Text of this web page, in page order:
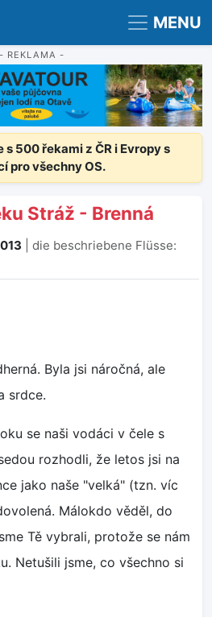
MENU
- REKLAMA -
500 řekami z ČR i Evropy s
pro všechny OS.
Stráž - Brenná
| die beschriebene Flüsse:
Byla jsi náročná, ale
srdce.
se naši vodáci v čele s
rozhodli, že letos jsi na
jako naše "velká" (tzn. víc
Málokdo věděl, do
Tě vybrali, protože se nám
Netušili jsme, co všechno si